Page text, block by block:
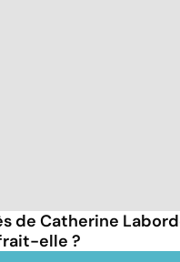
de Catherine
elle ?